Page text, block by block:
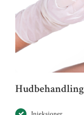
Hudbehandling